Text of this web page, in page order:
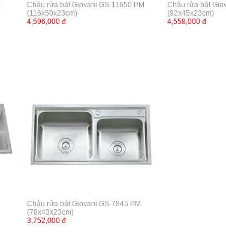
Chậu rửa bát Giovani GS-11650 PM
(116x50x23cm)
4,596,000 đ
Chậu rửa bát
(92x45x23cm)
4,558,000 đ
Chậu rửa bát Giovani GS-7845 PM
(78x43x23cm)
3,752,000 đ